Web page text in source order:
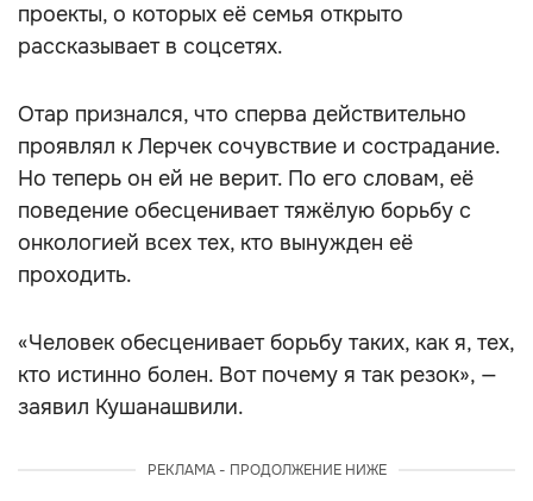
проекты, о которых её семья открыто
рассказывает в соцсетях.
Отар признался, что сперва действительно
проявлял к Лерчек сочувствие и сострадание.
Но теперь он ей не верит. По его словам, её
поведение обесценивает тяжёлую борьбу с
онкологией всех тех, кто вынужден её
проходить.
«Человек обесценивает борьбу таких, как я, тех,
кто истинно болен. Вот почему я так резок», —
заявил Кушанашвили.
РЕКЛАМА - ПРОДОЛЖЕНИЕ НИЖЕ